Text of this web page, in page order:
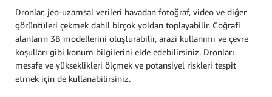
Dronlar, jeo-uzamsal verileri havadan fotoğraf, video ve diğer
görüntüleri çekmek dahil birçok yoldan toplayabilir. Coğrafi
alanların 3B modellerini oluşturabilir, arazi kullanımı ve çevre
koşulları gibi konum bilgilerini elde edebilirsiniz. Dronları
mesafe ve yükseklikleri ölçmek ve potansiyel riskleri tespit
etmek için de kullanabilirsiniz.